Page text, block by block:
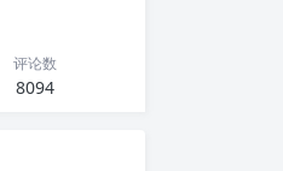
评论数
8094